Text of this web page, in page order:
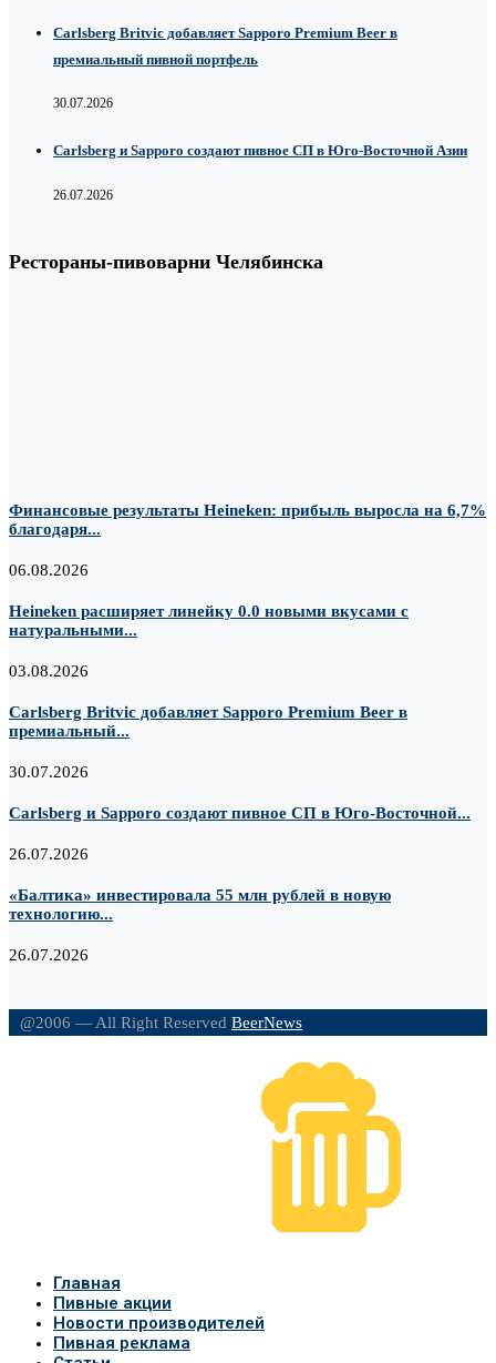
Carlsberg Britvic добавляет Sapporo Premium Beer в
премиальный пивной портфель
30.07.2026
Carlsberg и Sapporo создают пивное СП в Юго-Восточной Азии
26.07.2026
Рестораны-пивоварни Челябинска
Финансовые результаты Heineken: прибыль выросла на 6,7%
благодаря...
06.08.2026
Heineken расширяет линейку 0.0 новыми вкусами с
натуральными...
03.08.2026
Carlsberg Britvic добавляет Sapporo Premium Beer в
премиальный...
30.07.2026
Carlsberg и Sapporo создают пивное СП в Юго-Восточной...
26.07.2026
«Балтика» инвестировала 55 млн рублей в новую
технологию...
26.07.2026
@2006 — All Right Reserved BeerNews
Главная
Пивные акции
Новости производителей
Пивная реклама